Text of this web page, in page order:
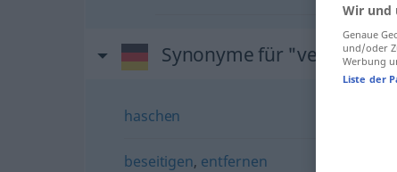
Synonyme für
haschen
beseitigen, entfernen
Wir und
Genaue
und/oder
Werbung
Liste der